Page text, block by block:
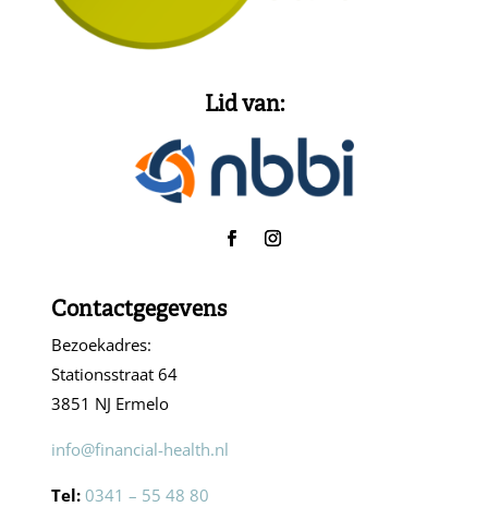
Lid van:
Contactgegevens
Bezoekadres:
Stationsstraat 64
3851 NJ Ermelo
info@financial-health.nl
Tel: 0341 – 55 48 80